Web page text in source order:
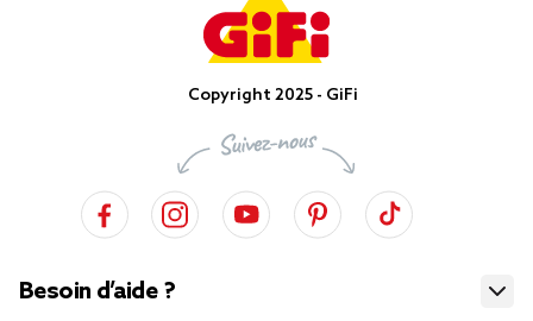
Copyright 2025 - GiFi
Besoin d’aide ?